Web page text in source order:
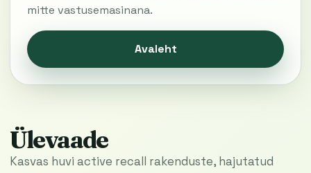
Ülevaade
Kasvas huvi active recall rakenduste, hajutatud
mitte vastusemasinana.
Avaleht